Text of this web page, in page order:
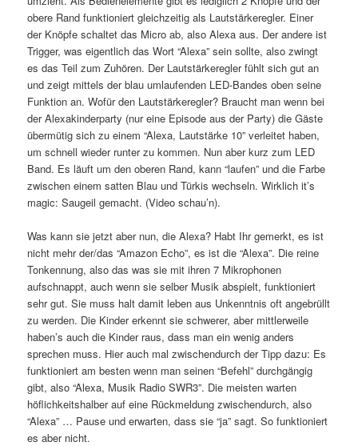
obere Rand funktioniert gleichzeitig als Lautstärkeregler. Einer
der Knöpfe schaltet das Micro ab, also Alexa aus. Der andere ist
Trigger, was eigentlich das Wort “Alexa” sein sollte, also zwingt
es das Teil zum Zuhören. Der Lautstärkeregler fühlt sich gut an
und zeigt mittels der blau umlaufenden LED-Bandes oben seine
Funktion an. Wofür den Lautstärkeregler? Braucht man wenn bei
der Alexakinderparty (nur eine Episode aus der Party) die Gäste
übermütig sich zu einem “Alexa, Lautstärke 10” verleitet haben,
um schnell wieder runter zu kommen. Nun aber kurz zum LED
Band. Es läuft um den oberen Rand, kann “laufen” und die Farbe
zwischen einem satten Blau und Türkis wechseln. Wirklich it’s
magic: Saugeil gemacht. (Video schau’n).
Was kann sie jetzt aber nun, die Alexa? Habt Ihr gemerkt, es ist
nicht mehr der/das “Amazon Echo”, es ist die “Alexa”. Die reine
Tonkennung, also das was sie mit ihren 7 Mikrophonen
aufschnappt, auch wenn sie selber Musik abspielt, funktioniert
sehr gut. Sie muss halt damit leben aus Unkenntnis oft angebrüllt
zu werden. Die Kinder erkennt sie schwerer, aber mittlerweile
haben’s auch die Kinder raus, dass man ein wenig anders
sprechen muss. Hier auch mal zwischendurch der Tipp dazu: Es
funktioniert am besten wenn man seinen “Befehl” durchgängig
gibt, also “Alexa, Musik Radio SWR3”. Die meisten warten
höflichkeitshalber auf eine Rückmeldung zwischendurch, also
“Alexa” … Pause und erwarten, dass sie “ja” sagt. So funktioniert
es aber nicht.